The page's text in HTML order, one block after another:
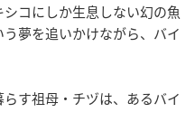
コにしか生息しない幻の魚
夢を追いかけながら、バイ
す祖母・チヅは、あるバイ